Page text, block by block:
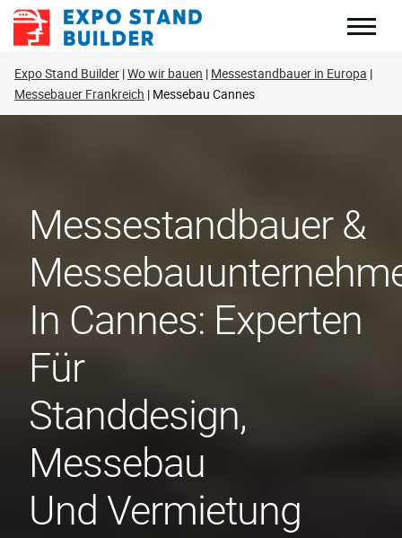
Zum
Inhalt
Expo Stand Builder Wo wir bauen Messestandbauer in Europa
Messebauer Frankreich Messebau Cannes
Messestandbauer &
In Cannes: Experten
Für
Standdesign,
Messebau
Und Vermietung